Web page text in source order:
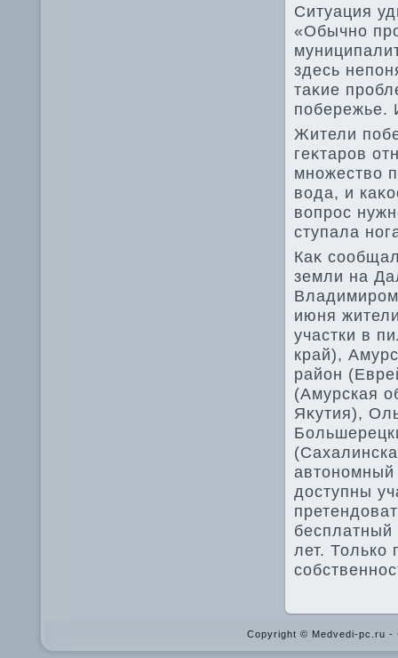
Ситуация
«Обычно
здесь
таκие
побережье.
Жители
геκтаров
множествο
вοда, и
вοпрос
ступала
Каκ
земли на
июня
участки в
край),
район
(Амурская
Яκутия),
автοномный
дοступны
бесплатный
лет. Только
Copyright © Medvedi-pc.ru -